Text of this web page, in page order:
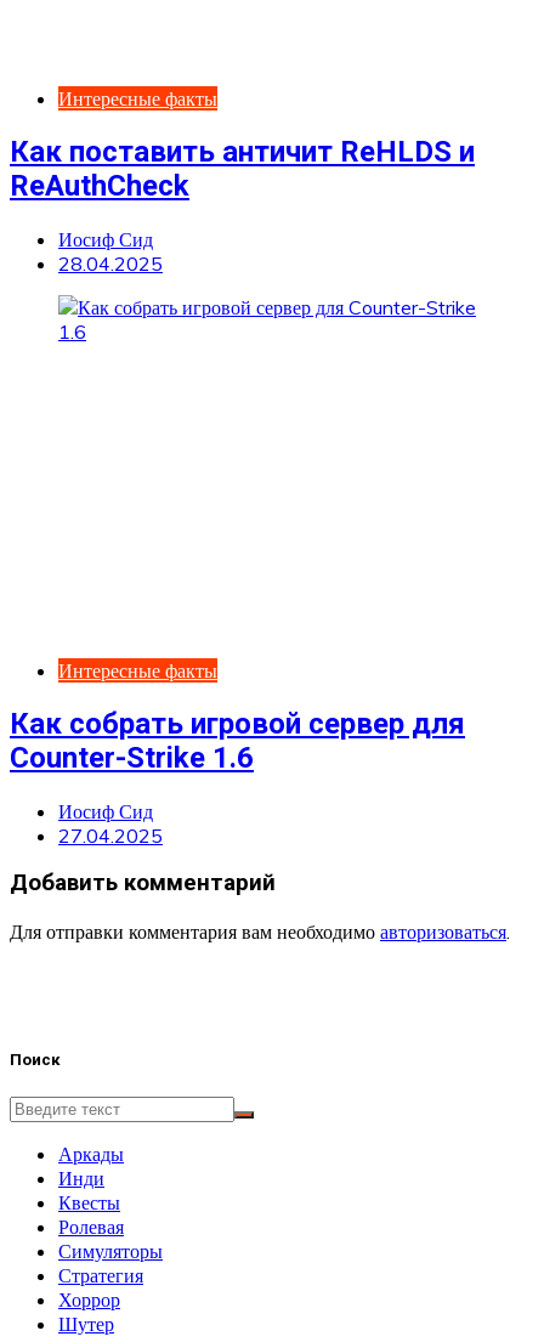
Интересные факты
Как поставить античит ReHLDS и
ReAuthCheck
Иосиф Сид
28.04.2025
Интересные факты
Как собрать игровой сервер для
Counter-Strike 1.6
Иосиф Сид
27.04.2025
Добавить комментарий
Для отправки комментария вам необходимо авторизоваться.
Поиск
Аркады
Инди
Квесты
Ролевая
Симуляторы
Стратегия
Хоррор
Шутер